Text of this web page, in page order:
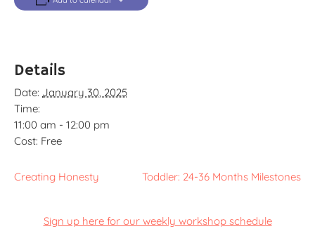
Details
Date: January 30, 2025
Time:
11:00 am - 12:00 pm
Cost: Free
Creating Honesty Toddler: 24-36 Months Milestones
Sign up here for our weekly workshop schedule